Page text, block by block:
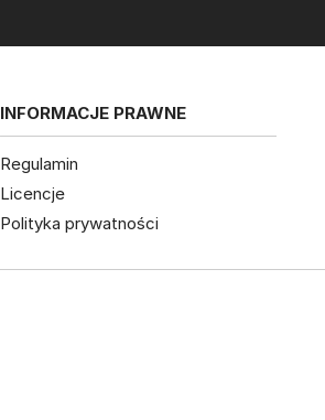
INFORMACJE PRAWNE
Regulamin
Licencje
Polityka prywatności